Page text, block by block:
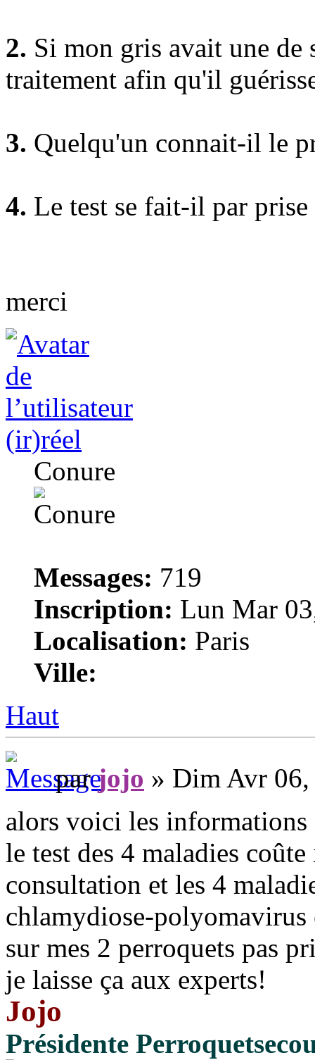
2. Si mon gris avait une de
traitement afin qu'il
3. Quelqu'un connait-il le
4. Le test se fait-il par prise
merci
(ir)réel
Conure
Messages: 719
Inscription: Lun Mar
Localisation: Paris
Ville:
Haut
parjojo » Dim Avr
alors voici les
le test des 4 maladies
consultation et les 4
chlamydiose-polyomavirus
sur mes 2 perroquets pas
je laisse ça aux experts!
Jojo
Présidente